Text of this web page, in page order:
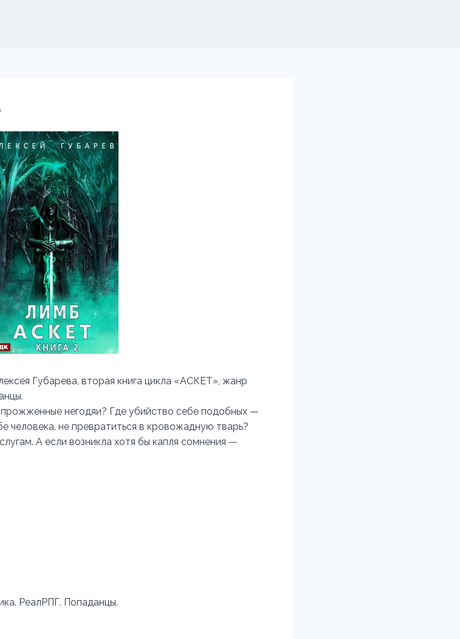
Губарева, вторая книга цикла «АСКЕТ», жанр
негодяи? Где убийство себе подобных —
человека, не превратиться в кровожадную тварь?
А если возникла хотя бы капля сомнения —
РеалРПГ. Попаданцы.